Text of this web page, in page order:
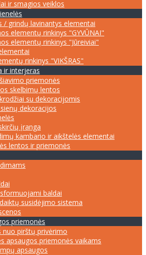
ir smagios veiklos
/ grindų lavinantys elementai
elementų rinkinys "GYVŪNAI"
elementų rinkinys "Jūreiviai"
rinkinys "VIKŠRAS"
ir interjeras
priemonės
skelbimų lentos
su dekoracijomis
dekoracijos
įranga
kambario ir aikštelės elementai
lentos ir priemonės
baldai
susidėjimo sistema
priemonės
nuo pirštų privėrimo
apsaugos priemonės vaikams
apsaugos